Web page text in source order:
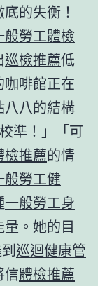
的失衡！
般勞工體檢
巡檢推薦低
咖啡館正在
八八的結構
準！」「可
檢推薦的情
般勞工健
一般勞工身
量。她的目
巡迴健康管
信體檢推薦